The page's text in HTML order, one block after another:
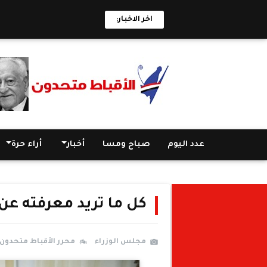
اخر الاخبار:
عدد اليوم صباح ومسا أخبار أراء حرة
كل ما تريد معرفته
مجلس الوزراء محرر الأقباط متحدون